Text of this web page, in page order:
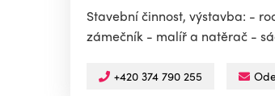
Stavební činnost, výstavba: -
zámečník - malíř a natěrač -
+420 374 790 255